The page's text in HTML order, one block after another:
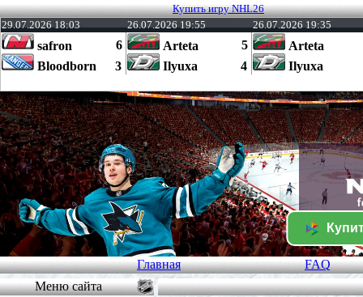
Купить игру NHL26
29.07.2026 18:03
safron
Bloodborn
6
3
26.07.2026 19:55
Arteta
Ilyuxa
5
4
26.07.2026 19:35
Arteta
Ilyuxa
Главная
FAQ
Меню сайта